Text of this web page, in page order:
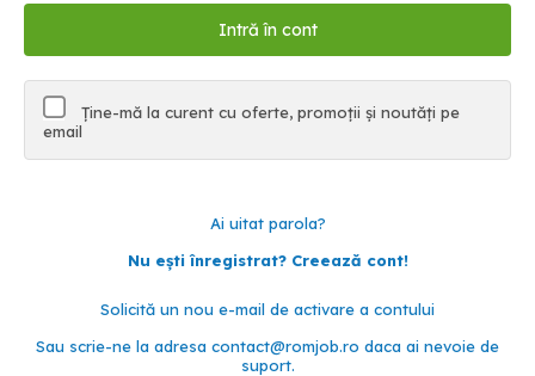
Ține-mă la curent cu oferte, promoții și noutăți pe
email
Ai uitat parola?
Nu ești înregistrat? Creează cont!
Solicită un nou e-mail de activare a contului
Sau scrie-ne la adresa contact@romjob.ro daca ai nevoie de
suport.